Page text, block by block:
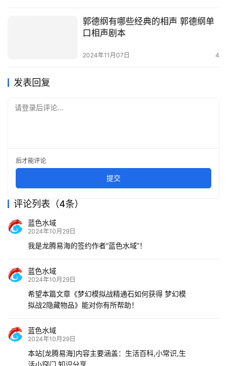
郭德纲有哪些经典的相声 郭德纲单
口相声剧本
2024年11月07日 4
发表回复
请登录后评论...
后才能评论
提交
评论列表（4条）
蓝色水域
2024年10月29日
我是龙腾易海的签约作者“蓝色水域”！
蓝色水域
2024年10月29日
希望本篇文章《梦幻模拟战精通石如何获得 梦幻模
拟战2隐藏物品》能对你有所帮助！
蓝色水域
2024年10月29日
本站[龙腾易海]内容主要涵盖：生活百科,小常识,生
活小窍门,知识分享